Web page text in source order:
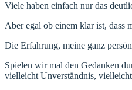
Viele haben einfach nur das
Aber egal ob einem klar ist,
Die Erfahrung, meine ganz
Spielen wir mal den Gedanken
vielleicht Unverständnis,